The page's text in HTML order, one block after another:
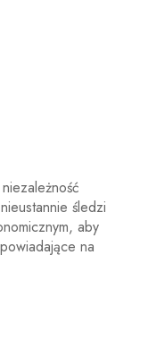
śledzi
aby
na